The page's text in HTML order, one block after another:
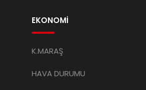
EKONOMİ
K.MARAŞ
HAVA DURUMU